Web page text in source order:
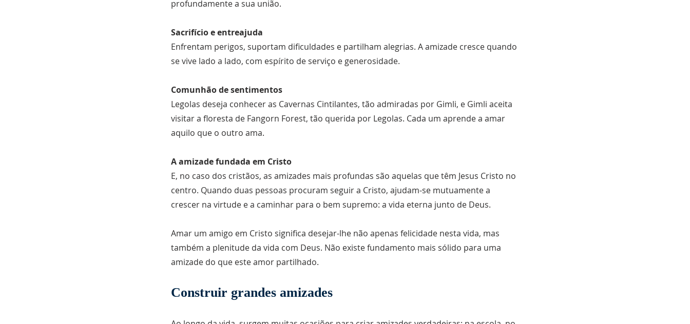
profundamente a sua união.
Sacrifício e entreajuda
Enfrentam perigos, suportam dificuldades e partilham alegrias. A amizade cresce quando
se vive lado a lado, com espírito de serviço e generosidade.
Comunhão de sentimentos
Legolas deseja conhecer as Cavernas Cintilantes, tão admiradas por Gimli, e Gimli aceita
visitar a floresta de Fangorn Forest, tão querida por Legolas. Cada um aprende a amar
aquilo que o outro ama.
A amizade fundada em Cristo
E, no caso dos cristãos, as amizades mais profundas são aquelas que têm Jesus Cristo no
centro. Quando duas pessoas procuram seguir a Cristo, ajudam-se mutuamente a
crescer na virtude e a caminhar para o bem supremo: a vida eterna junto de Deus.
Amar um amigo em Cristo significa desejar-lhe não apenas felicidade nesta vida, mas
também a plenitude da vida com Deus. Não existe fundamento mais sólido para uma
amizade do que este amor partilhado.
Construir grandes amizades